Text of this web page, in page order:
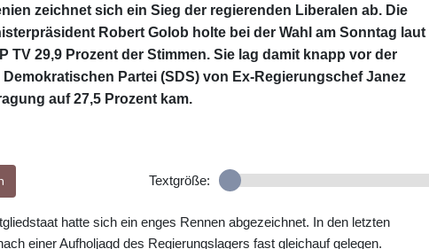
zeichnet sich ein Sieg der regierenden Liberalen ab. Die
Robert Golob holte bei der Wahl am Sonntag laut
TV 29,9 Prozent der Stimmen. Sie lag damit knapp vor der
Partei (SDS) von Ex-Regierungschef Janez
auf 27,5 Prozent kam.
Textgröße:
hatte sich ein enges Rennen abgezeichnet. In den letzten
einer Aufholjagd des Regierungslagers fast gleichauf gelegen.